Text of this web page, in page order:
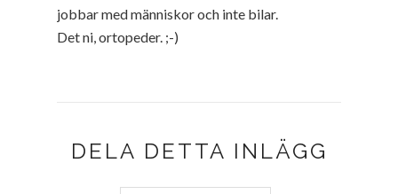
jobbar med människor och inte bilar.
Det ni, ortopeder. ;-)
DELA DETTA INLÄGG